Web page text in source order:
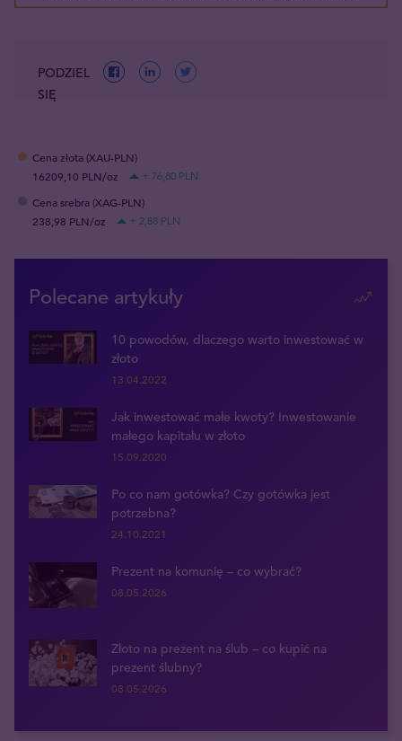
PODZIEL
SIĘ
Cena złota (XAU-PLN)
16209,10 PLN/oz
+ 76,80 PLN
Cena srebra (XAG-PLN)
238,98 PLN/oz
+ 2,88 PLN
Polecane artykuły
10 powodów, dlaczego warto inwestować w
złoto
13.04.2022
Jak inwestować małe kwoty? Inwestowanie
małego kapitału w złoto
15.09.2020
Po co nam gotówka? Czy gotówka jest
potrzebna?
24.10.2021
Prezent na komunię – co wybrać?
08.05.2026
Złoto na prezent na ślub – co kupić na
prezent ślubny?
08.05.2026